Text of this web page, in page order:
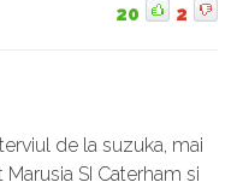
20 2
de la suzuka, mai
SI Caterham si